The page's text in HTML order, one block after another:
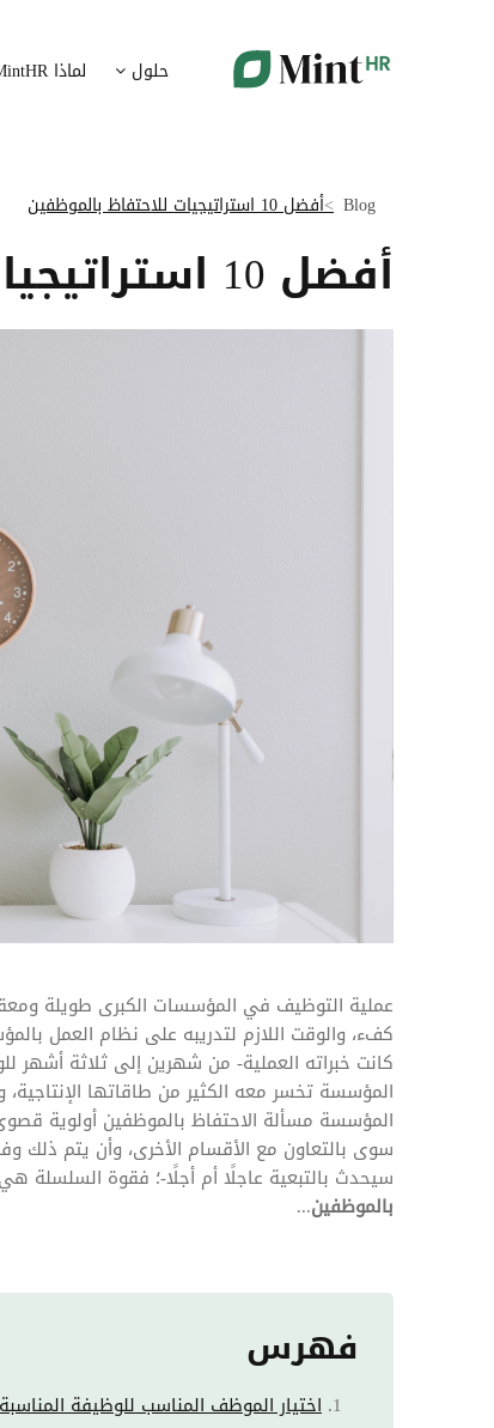
حلول لماذا MintHR
Blog أفضل 10 استراتيجيات للاحتفاظ بالموظفين
أفضل 10 استراتيجيات للاحتفاظ بالموظفين
عملية التوظيف في المؤسسات الكبرى طويلة
كفء، والوقت اللازم لتدريبه على نظام العمل
كانت خبراته العملية- من شهرين إلى ثلاثة
المؤسسة تخسر معه الكثير من طاقاتها
المؤسسة مسألة الاحتفاظ بالموظفين أولوية
سوى بالتعاون مع الأقسام الأخرى، وأن يتم ذلك
سيحدث بالتبعية عاجلًا أم أجلًا-؛ فقوة السلسلة
بالموظفين...
فهرس
اختيار الموظف المناسب للوظيفة المناسبة
بيانات الموارد البشرية ممركزة في بوابة واحدة قم
قم بإدارة الوثائق الإدارية بشكل أوتوماتيكي
تتبع التأمين الصحي
قم بتتبع طلبات استرداد تكاليف الرعاية